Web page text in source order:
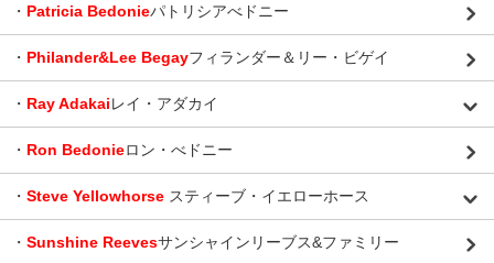
・ Patricia Bedonieパトリシアべドニー
・ Philander&Lee Begayフィランダー＆リー・ビゲイ
・ Ray Adakaiレイ・アダカイ
・ Ron Bedonieロン・べドニー
・ Steve Yellowhorse スティーブ・イエローホース
・ Sunshine Reevesサンシャインリーブス&ファミリー